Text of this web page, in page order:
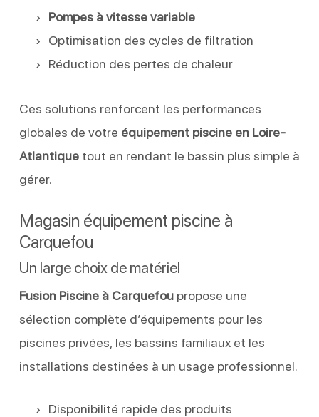
Pompes à vitesse variable
Optimisation des cycles de filtration
Réduction des pertes de chaleur
Ces solutions renforcent les performances
globales de votre équipement piscine en Loire-
Atlantiquetout en rendant le bassin plus simple à
gérer.
Magasin équipement piscine à
Carquefou
Un large choix de matériel
Fusion Piscine à Carquefoupropose une
sélection complète d’équipements pour les
piscines privées, les bassins familiaux et les
installations destinées à un usage professionnel.
Disponibilité rapide des produits